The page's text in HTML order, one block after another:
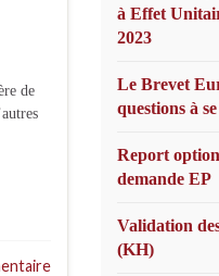
de
à Effet
2023
Le Brevet
questions à
Report
demande EP
Validation
(KH)